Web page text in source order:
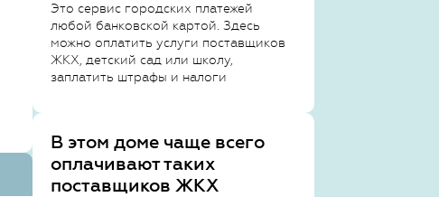
Это сервис городских платежей
любой банковской картой. Здесь
можно оплатить услуги поставщиков
ЖКХ, детский сад или школу,
заплатить штрафы и налоги
В этом доме чаще всего
оплачивают таких
поставщиков ЖКХ